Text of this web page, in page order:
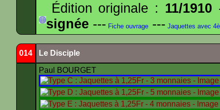
Édition originale : 11/1910
signée --- Fiche ouvrage --- Jaquettes avec
014 Le Disciple
Paul BOURGET